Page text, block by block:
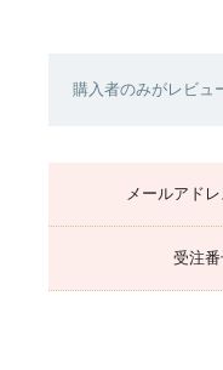
購入者のみがレビュ
メールアドレ
受注